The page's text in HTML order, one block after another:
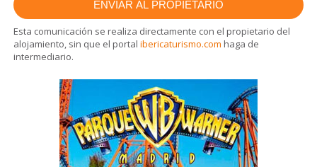
Esta comunicación se realiza directamente con el propietario del
alojamiento, sin que el portalibericaturismo.com haga de
intermediario.